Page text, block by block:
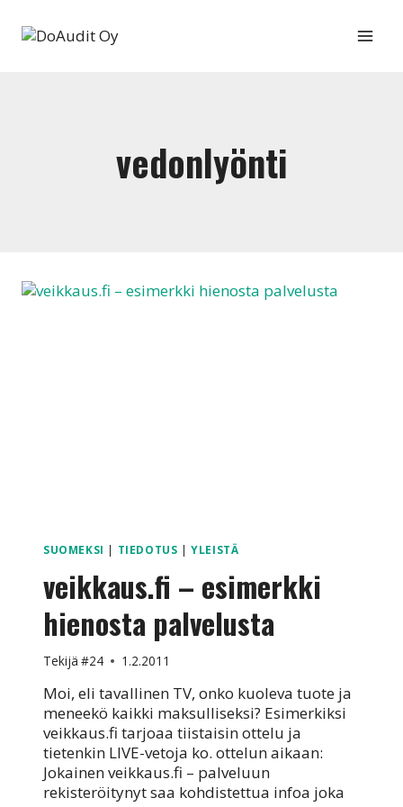
sisältöön
vedonlyönti
SUOMEKSI | TIEDOTUS |YLEISTÄ
veikkaus.fi – esimerkki
hienosta palvelusta
Tekijä #24 1.2.2011
Moi, eli tavallinen TV, onko kuoleva tuote ja
meneekö kaikki maksulliseksi? Esimerkiksi
veikkaus.fi tarjoaa tiistaisin ottelu ja
tietenkin LIVE-vetoja ko. ottelun aikaan:
Jokainen veikkaus.fi – palveluun
rekisteröitynyt saa kohdistettua infoa joka